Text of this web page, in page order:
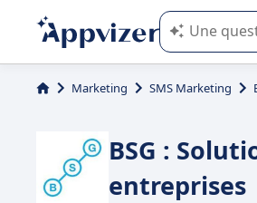
L'IA de
Marketing SMS Marketing
BSG :
entreprises